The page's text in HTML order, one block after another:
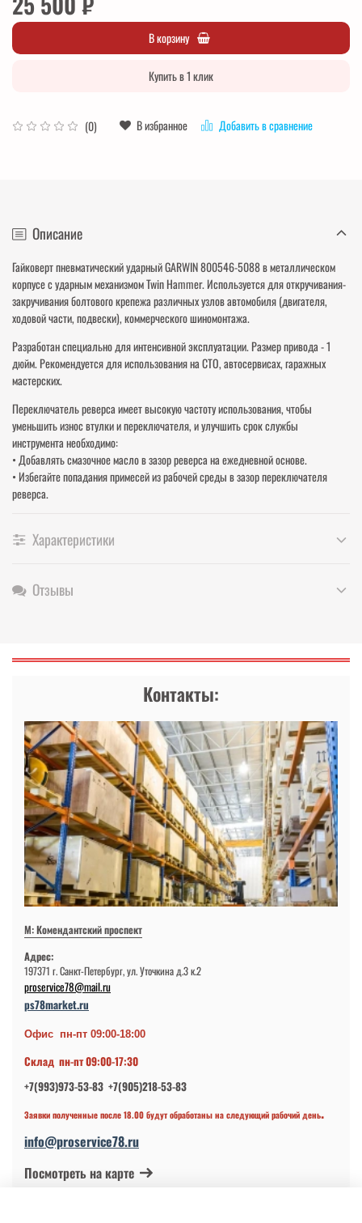
(0) В избранное Добавить в сравнение
В корзину
Купить в 1 клик
Описание
Гайковерт пневматический ударный GARWIN 800546-5088 в металлическом
корпусе с ударным механизмом Twin Hammer. Используется для откручивания-
закручивания болтового крепежа различных узлов автомобиля (двигателя,
ходовой части, подвески), коммерческого шиномонтажа.
Разработан специально для интенсивной эксплуатации. Размер привода - 1
дюйм. Рекомендуется для использования на СТО, автосервисах, гаражных
мастерских.
Переключатель реверса имеет высокую частоту использования, чтобы
уменьшить износ втулки и переключателя, и улучшить срок службы
инструмента необходимо:
• Добавлять смазочное масло в зазор реверса на ежедневной основе.
• Избегайте попадания примесей из рабочей среды в зазор переключателя
реверса.
Характеристики
Отзывы
Контакты:
М: Комендантский проспект
Адрес:
197371 г. Санкт-Петербург, ул. Уточкина д.3 к.2
proservice78@mail.ru
ps78market.ru
Офис пн-пт 09:00-18:00
Склад пн-пт 09:00-17:30
+7(993)973-53-83 +7(905)218-53-83
Заявки полученные после 18.00 будут обработаны на следующий рабочий день.
info@proservice78.ru
Посмотреть на карте